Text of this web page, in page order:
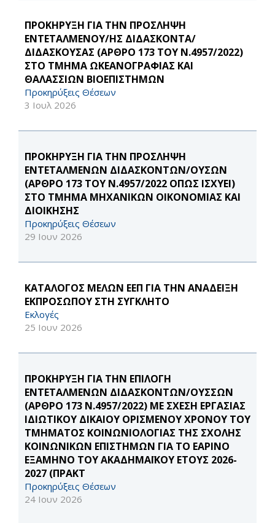
ΠΡΟΚΗΡΥΞΗ ΓΙΑ ΤΗΝ ΠΡΟΣΛΗΨΗ
ΕΝΤΕΤΑΛΜΕΝΟΥ/ΗΣ ΔΙΔΑΣΚΟΝΤΑ/
ΔΙΔΑΣΚΟΥΣΑΣ (ΑΡΘΡΟ 173 ΤΟΥ Ν.4957/2022)
ΣΤΟ ΤΜΗΜΑ ΩΚΕΑΝΟΓΡΑΦΙΑΣ ΚΑΙ
ΘΑΛΑΣΣΙΩΝ ΒΙΟΕΠΙΣΤΗΜΩΝ
Προκηρύξεις Θέσεων
3 Ιουλ 2026
ΠΡΟΚΗΡΥΞΗ ΓΙΑ ΤΗΝ ΠΡΟΣΛΗΨΗ
ΕΝΤΕΤΑΛΜΕΝΩΝ ΔΙΔΑΣΚΟΝΤΩΝ/ΟΥΣΩΝ
(ΑΡΘΡΟ 173 ΤΟΥ Ν.4957/2022 ΟΠΩΣ ΙΣΧΥΕΙ)
ΣΤΟ ΤΜΗΜΑ ΜΗΧΑΝΙΚΩΝ ΟΙΚΟΝΟΜΙΑΣ ΚΑΙ
ΔΙΟΙΚΗΣΗΣ
Προκηρύξεις Θέσεων
29 Ιουν 2026
ΚΑΤΑΛΟΓΟΣ ΜΕΛΩΝ ΕΕΠ ΓΙΑ ΤΗΝ ΑΝΑΔΕΙΞΗ
ΕΚΠΡΟΣΩΠΟΥ ΣΤΗ ΣΥΓΚΛΗΤΟ
Εκλογές
25 Ιουν 2026
ΠΡΟΚΗΡΥΞΗ ΓΙΑ ΤΗΝ ΕΠΙΛΟΓΗ
ΕΝΤΕΤΑΛΜΕΝΩΝ ΔΙΔΑΣΚΟΝΤΩΝ/ΟΥΣΣΩΝ
(ΑΡΘΡΟ 173 Ν.4957/2022) ΜΕ ΣΧΕΣΗ ΕΡΓΑΣΙΑΣ
ΙΔΙΩΤΙΚΟΥ ΔΙΚΑΙΟΥ ΟΡΙΣΜΕΝΟΥ ΧΡΟΝΟΥ ΤΟΥ
ΤΜΗΜΑΤΟΣ ΚΟΙΝΩΝΙΟΛΟΓΙΑΣ ΤΗΣ ΣΧΟΛΗΣ
ΚΟΙΝΩΝΙΚΩΝ ΕΠΙΣΤΗΜΩΝ ΓΙΑ ΤΟ ΕΑΡΙΝΟ
ΕΞΑΜΗΝΟ ΤΟΥ ΑΚΑΔΗΜΑΪΚΟΥ ΕΤΟΥΣ 2026-
2027 (ΠΡΑΚΤ
Προκηρύξεις Θέσεων
24 Ιουν 2026